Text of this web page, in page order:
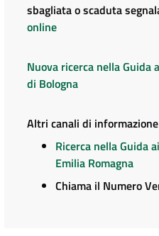
sbagliata o scaduta
online
Nuova ricerca nella Guida
di Bologna
Altri canali di informazione
Ricerca nella Guida
Emilia Romagna
Chiama il Numero